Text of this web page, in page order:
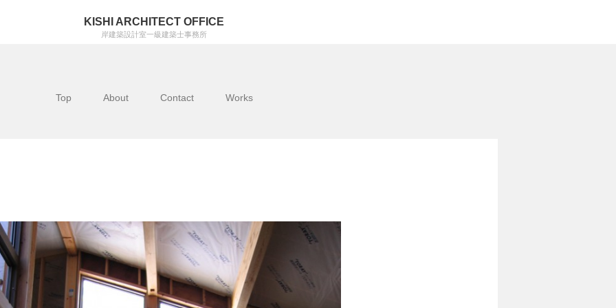
KISHI ARCHITECT OFFICE
岸建築設計室一級建築士事務所
Top About Contact Works